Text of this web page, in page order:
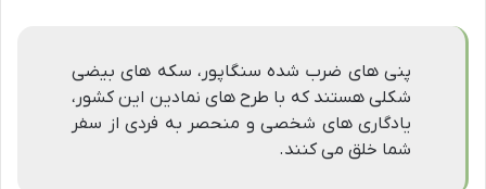
پنی های ضرب شده سنگاپور، سکه های بیضی
شکلی هستند که با طرح های نمادین این کشور،
یادگاری های شخصی و منحصر به فردی از سفر
شما خلق می کنند.